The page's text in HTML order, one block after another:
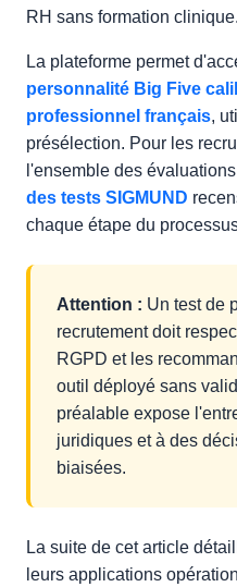
RH sans formation clinique.
La plateforme permet
personnalité Big Five
professionnel français,
présélection. Pour les
l'ensemble des
des tests SIGMUND
chaque étape du
Attention : Un test de
recrutement doit
RGPD et les
outil déployé sans
préalable expose
juridiques et à des
biaisées.
La suite de cet article
leurs applications